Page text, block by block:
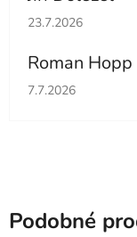
Hodnocení
23.7.2026
Roman Hopp
Hodnocení
7.7.2026
Podobné